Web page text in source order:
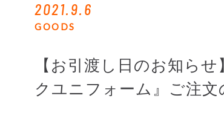
2021.9.6
GOODS
【お引渡し日のお知ら
クユニフォーム』ご注文